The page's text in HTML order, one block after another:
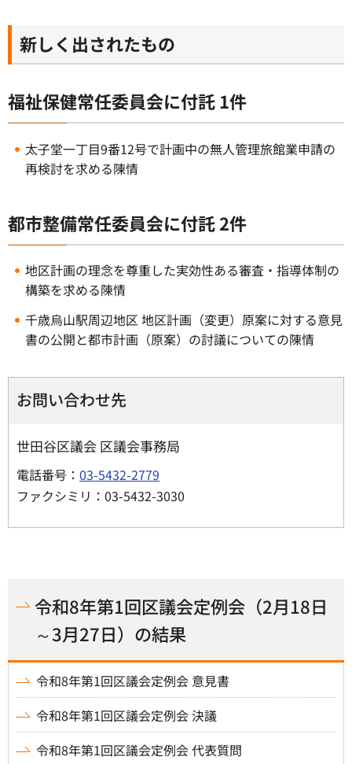
新しく出されたもの
福祉保健常任委員会に付託 1件
太子堂一丁目9番12号で計画中の無人管理旅館業申請の
再検討を求める陳情
都市整備常任委員会に付託 2件
地区計画の理念を尊重した実効性ある審査・指導体制の
構築を求める陳情
千歳烏山駅周辺地区 地区計画（変更）原案に対する意見
書の公開と都市計画（原案）の討議についての陳情
お問い合わせ先
世田谷区議会 区議会事務局
電話番号： 03-5432-2779
ファクシミリ：03-5432-3030
令和8年第1回区議会定例会（2月18日
～3月27日）の結果
令和8年第1回区議会定例会 意見書
令和8年第1回区議会定例会 決議
令和8年第1回区議会定例会 代表質問